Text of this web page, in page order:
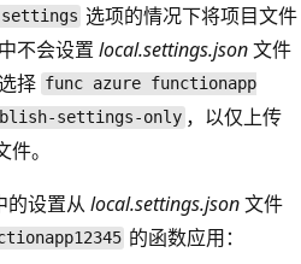
选项的情况下将项目文件
不会设置 local.settings.json文件
择 func azure functionapp
settings-only ，以仅上传
。
的设置从local.settings.json文件
的函数应用：